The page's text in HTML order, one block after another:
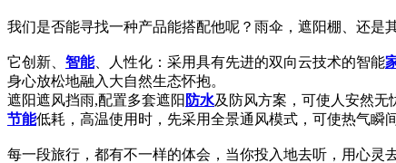
我们是否能寻找一种产品能搭配他呢？雨伞，遮阳棚、还
它创新、 智能、人性化：采用具有先进的双向云技术的智能
身心放松地融入大自然生态怀抱。
遮阳遮风挡雨,配置多套遮阳 防水及防风方案，可使人安然无
节能低耗，高温使用时，先采用全景通风模式，可使热气瞬
每一段旅行，都有不一样的体会，当你投入地去听，用心灵